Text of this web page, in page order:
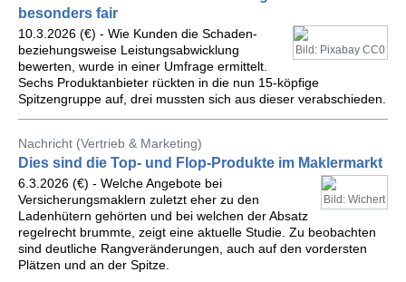
besonders fair
Bild: Pixabay CC0
10.3.2026 (€) - Wie Kunden die Schaden-
beziehungsweise Leistungsabwicklung
bewerten, wurde in einer Umfrage ermittelt.
Sechs Produktanbieter rückten in die nun 15-köpfige
Spitzengruppe auf, drei mussten sich aus dieser verabschieden.
Nachricht (Vertrieb & Marketing)
Dies sind die Top- und Flop-Produkte im Maklermarkt
Bild: Wichert
6.3.2026 (€) - Welche Angebote bei
Versicherungsmaklern zuletzt eher zu den
Ladenhütern gehörten und bei welchen der Absatz
regelrecht brummte, zeigt eine aktuelle Studie. Zu beobachten
sind deutliche Rangveränderungen, auch auf den vordersten
Plätzen und an der Spitze.